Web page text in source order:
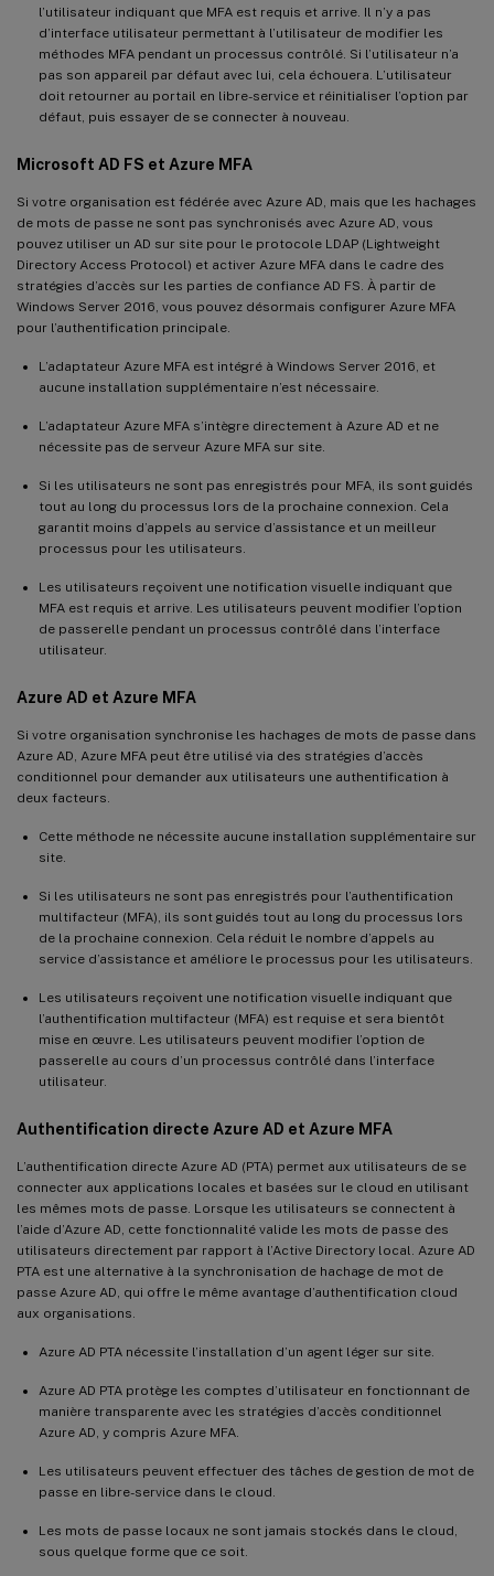
l’utilisateur indiquant que MFA est requis et arrive. Il n’y a pas
d’interface utilisateur permettant à l’utilisateur de modifier les
méthodes MFA pendant un processus contrôlé. Si l’utilisateur n’a
pas son appareil par défaut avec lui, cela échouera. L’utilisateur
doit retourner au portail en libre-service et réinitialiser l’option par
défaut, puis essayer de se connecter à nouveau.
Microsoft AD FS et Azure MFA
Si votre organisation est fédérée avec Azure AD, mais que les hachages
de mots de passe ne sont pas synchronisés avec Azure AD, vous
pouvez utiliser un AD sur site pour le protocole LDAP (Lightweight
Directory Access Protocol) et activer Azure MFA dans le cadre des
stratégies d’accès sur les parties de confiance AD FS. À partir de
Windows Server 2016, vous pouvez désormais configurer Azure MFA
pour l’authentification principale.
L’adaptateur Azure MFA est intégré à Windows Server 2016, et
aucune installation supplémentaire n’est nécessaire.
L’adaptateur Azure MFA s’intègre directement à Azure AD et ne
nécessite pas de serveur Azure MFA sur site.
Si les utilisateurs ne sont pas enregistrés pour MFA, ils sont guidés
tout au long du processus lors de la prochaine connexion. Cela
garantit moins d’appels au service d’assistance et un meilleur
processus pour les utilisateurs.
Les utilisateurs reçoivent une notification visuelle indiquant que
MFA est requis et arrive. Les utilisateurs peuvent modifier l’option
de passerelle pendant un processus contrôlé dans l’interface
utilisateur.
Azure AD et Azure MFA
Si votre organisation synchronise les hachages de mots de passe dans
Azure AD, Azure MFA peut être utilisé via des stratégies d’accès
conditionnel pour demander aux utilisateurs une authentification à
deux facteurs.
Cette méthode ne nécessite aucune installation supplémentaire sur
site.
Si les utilisateurs ne sont pas enregistrés pour l’authentification
multifacteur (MFA), ils sont guidés tout au long du processus lors
de la prochaine connexion. Cela réduit le nombre d’appels au
service d’assistance et améliore le processus pour les utilisateurs.
Les utilisateurs reçoivent une notification visuelle indiquant que
l’authentification multifacteur (MFA) est requise et sera bientôt
mise en œuvre. Les utilisateurs peuvent modifier l’option de
passerelle au cours d’un processus contrôlé dans l’interface
utilisateur.
Authentification directe Azure AD et Azure MFA
L’authentification directe Azure AD (PTA) permet aux utilisateurs de se
connecter aux applications locales et basées sur le cloud en utilisant
les mêmes mots de passe. Lorsque les utilisateurs se connectent à
l’aide d’Azure AD, cette fonctionnalité valide les mots de passe des
utilisateurs directement par rapport à l’Active Directory local. Azure AD
PTA est une alternative à la synchronisation de hachage de mot de
passe Azure AD, qui offre le même avantage d’authentification cloud
aux organisations.
Azure AD PTA nécessite l’installation d’un agent léger sur site.
Azure AD PTA protège les comptes d’utilisateur en fonctionnant de
manière transparente avec les stratégies d’accès conditionnel
Azure AD, y compris Azure MFA.
Les utilisateurs peuvent effectuer des tâches de gestion de mot de
passe en libre-service dans le cloud.
Les mots de passe locaux ne sont jamais stockés dans le cloud,
sous quelque forme que ce soit.